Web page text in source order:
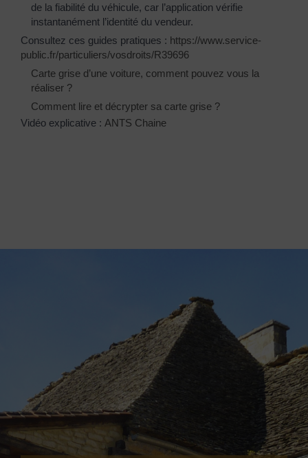
de la fiabilité du véhicule, car l’application vérifie
instantanément l’identité du vendeur.
Consultez ces guides pratiques : https://www.service-
public.fr/particuliers/vosdroits/R39696
Carte grise d’une voiture, comment pouvez vous la
réaliser ?
Comment lire et décrypter sa carte grise ?
Vidéo explicative : ANTS Chaine